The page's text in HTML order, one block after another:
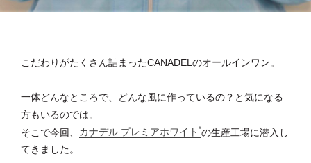
ベストコスメ受賞歴
オールインワンの魅力
CANADELのこだわり
こだわりがたくさん詰まったCANADELのオールインワン。
一体どんなところで、どんな風に作っているの？と気になる
方もいるのでは。
そこで今回、 カナデル プレミアホワイト *の生産工場に潜入し
てきました。